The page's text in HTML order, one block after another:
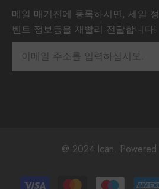
메일 매거진에 등록하시면, 세일
벤트 정보등을 재빨리 전달합니다!
@ 2024 Ican. Powered